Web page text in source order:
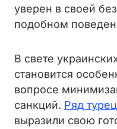
уверен в своей
подобном
В свете
становится
вопросе
санкций. Ряд
выразили свою